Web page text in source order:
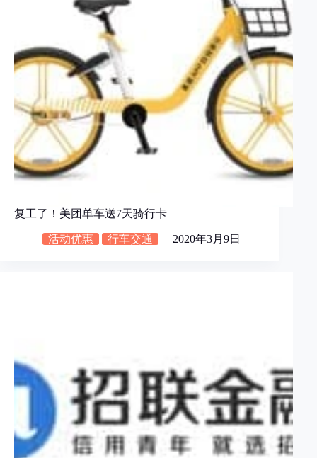
复工了！美团单车送7天骑行卡
活动优惠 行车交通 2020年3月9日